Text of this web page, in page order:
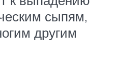
сыпям,
другим